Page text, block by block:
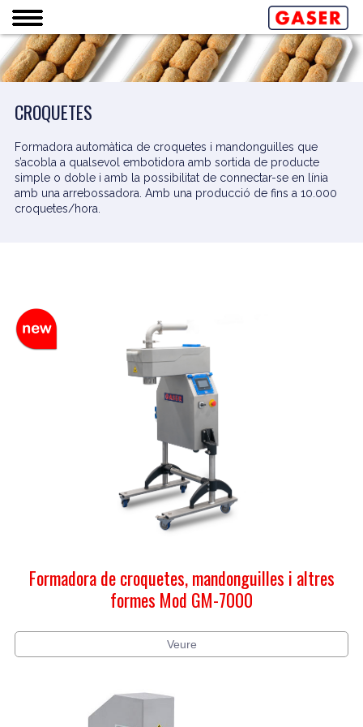
CROQUETES
Formadora automàtica de croquetes i mandonguilles que
s’acobla a qualsevol embotidora amb sortida de producte
simple o doble i amb la possibilitat de connectar-se en línia
amb una arrebossadora. Amb una producció de fins a 10.000
croquetes/hora.
Formadora de croquetes, mandonguilles i altres
formes Mod GM-7000
Veure